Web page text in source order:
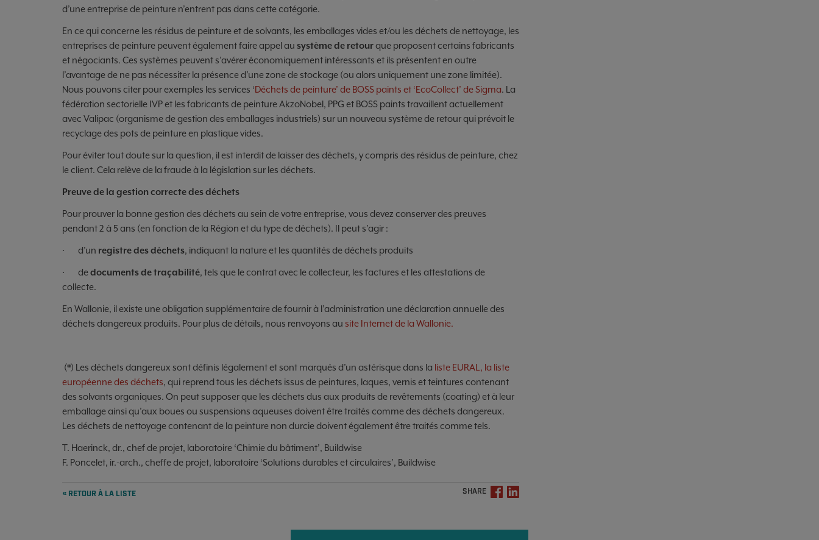
d’une entreprise de peinture n’entrent pas dans cette catégorie.
En ce qui concerne les résidus de peinture et de solvants, les emballages vides et/ou les déchets de nettoyage, les
entreprises de peinture peuvent également faire appel au système de retourque proposent certains fabricants
et négociants. Ces systèmes peuvent s’avérer économique­ment intéressants et ils présentent en outre
l’avantage de ne pas nécessiter la présence d’une zone de stockage (ou alors uniquement une zone limitée).
Nous pouvons citer pour exemples les services ‘Déchets de peinture’ de BOSS paints et ‘EcoCollect’ de Sigma. La
fédération sectorielle IVP et les fabricants de peinture AkzoNobel, PPG et BOSS paints travaillent actuellement
avec Valipac (organisme de gestion des emballages industriels) sur un nouveau système de retour qui prévoit le
recyclage des pots de peinture en plastique vides.
Pour éviter tout doute sur la question, il est interdit de laisser des déchets, y compris des résidus de peinture, chez
le client. Cela relève de la fraude à la législation sur les déchets.
Preuve de la gestion correcte des déchets
Pour prouver la bonne gestion des déchets au sein de votre entreprise, vous devez conserver des preuves
pendant 2 à 5 ans (en fonction de la Région et du type de déchets). Il peut s’agir :
· d’un registre des déchets, indiquant la nature et les quantités de déchets produits
· dedocuments de traçabilité, tels que le contrat avec le collecteur, les factures et les attestations de
collecte.
En Wallonie, il existe une obligation supplémentaire de four­nir à l’administration une déclaration annuelle des
déchets dangereux produits. Pour plus de détails, nous renvoyons au site Internet de la Wallonie.
(*) Les déchets dangereux sont définis légalement et sont marqués d’un astérisque dans la liste EURAL, la liste
européenne des déchets, qui reprend tous les déchets issus de peintures, laques, vernis et teintures contenant
des solvants organiques. On peut supposer que les déchets dus aux produits de revêtements (coating) et à leur
emballage ainsi qu’aux boues ou suspensions aqueuses doivent être traités comme des déchets dangereux.
Les déchets de nettoyage contenant de la peinture non durcie doivent également être traités comme tels.
T. Haerinck, dr., chef de projet, laboratoire ‘Chimie du bâtiment’, Buildwise
F. Poncelet, ir.-arch., cheffe de projet, laboratoire ‘Solutions durables et circulaires’, Buildwise
« RETOUR À LA LISTE SHARE